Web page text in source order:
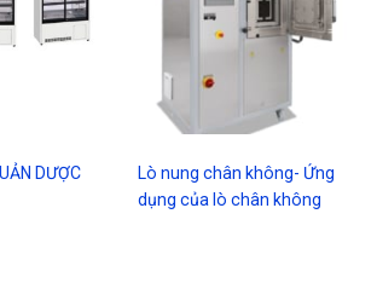
DƯỢC
Lò nung chân không- Ứng
dụng của lò chân không